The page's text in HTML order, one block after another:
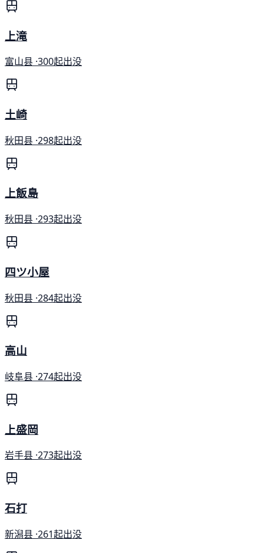
上滝
富山县 ·300起出没
土崎
秋田县 ·298起出没
上飯島
秋田县 ·293起出没
四ツ小屋
秋田县 ·284起出没
高山
岐阜县 ·274起出没
上盛岡
岩手县 ·273起出没
石打
新潟县 ·261起出没